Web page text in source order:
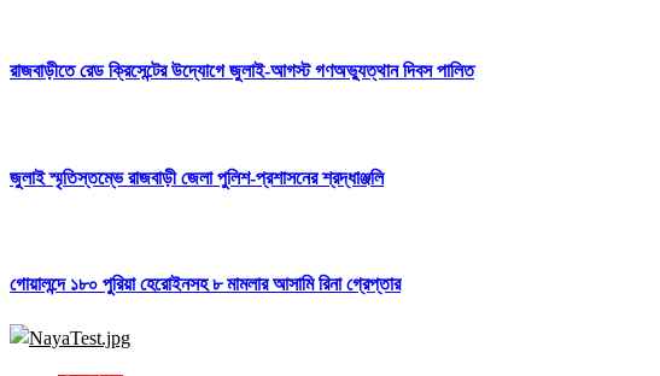
রাজবাড়ীতে রেড ক্রিসেন্টের উদ্যোগে জুলাই-আগস্ট গণঅভ্যুত্থান দিবস পালিত
জুলাই স্মৃতিস্তম্ভে রাজবাড়ী জেলা পুলিশ-প্রশাসনের শ্রদ্ধাঞ্জলি
গোয়ালন্দে ১৮০ পুরিয়া হেরোইনসহ ৮ মামলার আসামি রিনা গ্রেপ্তার